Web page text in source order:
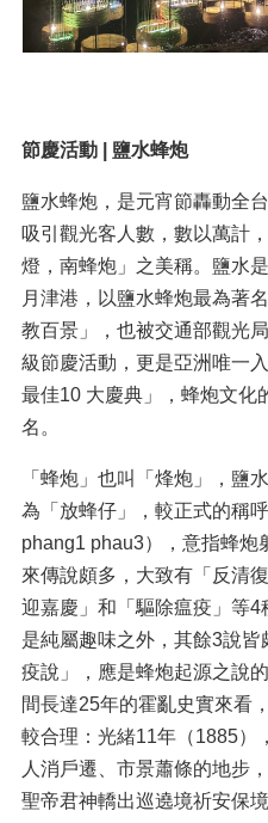
節慶活動 鹽水蜂炮
鹽水蜂炮，是元宵節轟動全
吸引觀光客人數，數以萬計
燈，南蜂炮」之美稱。鹽水
月津港，以鹽水蜂炮最為著
教百景」，也被交通部觀光
級節慶活動，更是亞洲唯一
最佳10 大慶典」，蜂炮文化
名。
「蜂炮」也叫「烽炮」，鹽
為「放蜂仔」，較正式的稱
phang1 phau3），意指蜂炮
來傳說頗多，大致有「反清
迎嘉慶」和「驅除瘟疫」等4
是純屬趣味之外，其餘3說
疫說」，應是蜂炮起源之說
間長達25年的霍亂史實來看
較合理：光緒11年（1885）
人消戶遷、市景蕭條的地步
聖帝君神轎出巡遶境祈安保